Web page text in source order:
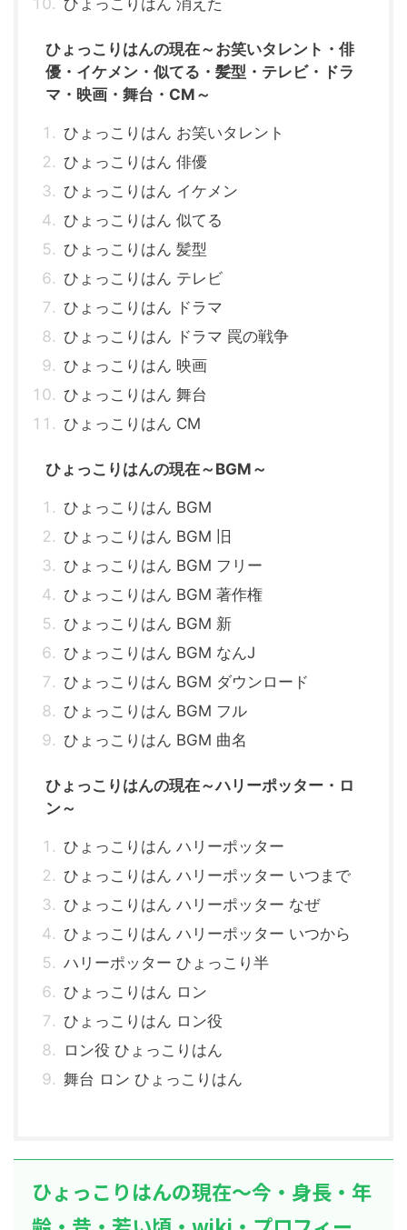
ひょっこりはん 消えた
ひょっこりはんの現在～お笑いタレント・俳
優・イケメン・似てる・髪型・テレビ・ドラ
マ・映画・舞台・CM～
ひょっこりはん お笑いタレント
ひょっこりはん 俳優
ひょっこりはん イケメン
ひょっこりはん 似てる
ひょっこりはん 髪型
ひょっこりはん テレビ
ひょっこりはん ドラマ
ひょっこりはん ドラマ 罠の戦争
ひょっこりはん 映画
ひょっこりはん 舞台
ひょっこりはん CM
ひょっこりはんの現在～BGM～
ひょっこりはん BGM
ひょっこりはん BGM 旧
ひょっこりはん BGM フリー
ひょっこりはん BGM 著作権
ひょっこりはん BGM 新
ひょっこりはん BGM なんJ
ひょっこりはん BGM ダウンロード
ひょっこりはん BGM フル
ひょっこりはん BGM 曲名
ひょっこりはんの現在～ハリーポッター・ロ
ン～
ひょっこりはん ハリーポッター
ひょっこりはん ハリーポッター いつまで
ひょっこりはん ハリーポッター なぜ
ひょっこりはん ハリーポッター いつから
ハリーポッター ひょっこり半
ひょっこりはん ロン
ひょっこりはん ロン役
ロン役 ひょっこりはん
舞台 ロン ひょっこりはん
ひょっこりはんの現在～今・身長・年